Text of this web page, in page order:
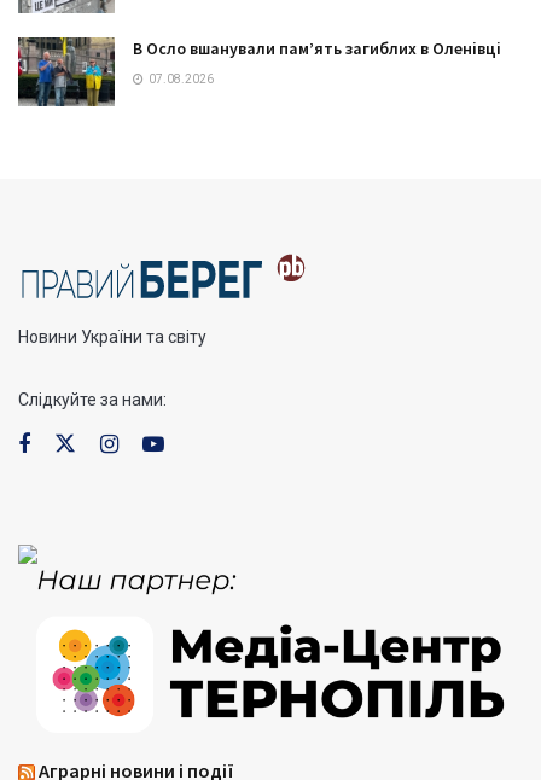
В Осло вшанували пам’ять загиблих в Оленівці
07.08.2026
Новини України та світу
Слідкуйте за нами:
Аграрні новини і події